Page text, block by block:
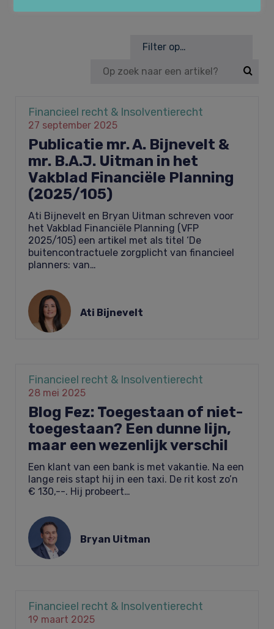
Financieel recht & Insolventierecht
Bouwrecht & Vastgoed
Arbeidsrecht & Arbeidsmigratie­recht
Onze kernwaarden
Referenties
Tarieven
Klachtenregeling
Vacatures
Contact
Filter op…
Financieel recht & Insolventierecht
27 september 2025
Publicatie mr. A. Bijnevelt &
mr. B.A.J. Uitman in het
Vakblad Financiële Planning
(2025/105)
Ati Bijnevelt en Bryan Uitman schreven voor
het Vakblad Financiële Planning (VFP
2025/105) een artikel met als titel ‘De
buitencontractuele zorgplicht van financieel
planners: van…
Ati Bijnevelt
Financieel recht & Insolventierecht
28 mei 2025
Blog Fez: Toegestaan of niet-
toegestaan? Een dunne lijn,
maar een wezenlijk verschil
Een klant van een bank is met vakantie. Na een
lange reis stapt hij in een taxi. De rit kost zo’n
€ 130,--. Hij probeert…
Bryan Uitman
Financieel recht & Insolventierecht
19 maart 2025